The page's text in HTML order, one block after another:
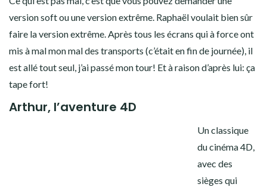
version soft ou une version extrême. Raphaël voulait bien sûr
faire la version extrême. Après tous les écrans qui à force ont
mis à mal mon mal des transports (c’était en fin de journée), il
est allé tout seul, j’ai passé mon tour! Et à raison d’après lui: ça
tape fort!
Arthur, l’aventure 4D
Un classique
du cinéma 4D,
avec des
sièges qui